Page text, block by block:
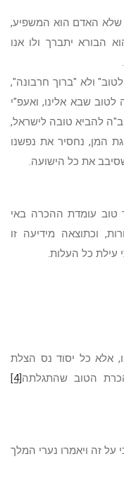
שלא האדם הוא המשפיע,
הבורא יתברך ולו אנו
לטוב" ולא "ברוך חרבונה",
לטוב שבא אלינו, ואעפ"י
להביא טובה לישראל,
המן, נחסיר את נפשנו
את כל הישועה.
טוב עומדת ההכרה באי
וכתוצאה מידיעה זו
כל העלות.
אלא כל יסוד נס הצלת
הטוב שהתגלתה[4]
על זה ויאמרו נערי המלך